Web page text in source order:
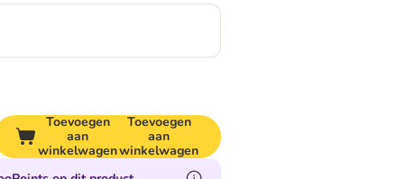
Toevoegen
aan
winkelwagen
Toevoegen
aan
winkelwagen